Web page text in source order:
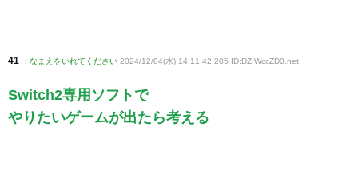
41 : なまえをいれてください 2024/12/04(水) 14:11:42.205 ID:DZIWccZD0 .net
Switch2専用ソフトで
やりたいゲームが出たら考える